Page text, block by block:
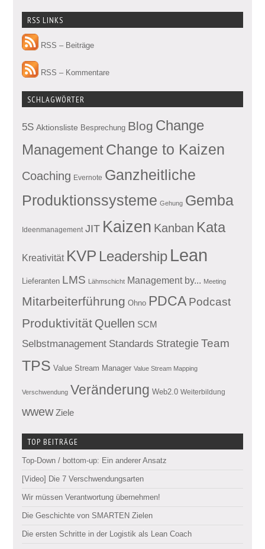
RSS LINKS
RSS – Beiträge
RSS – Kommentare
SCHLAGWÖRTER
5S Aktionsliste Besprechung Blog Change
ManagementChange to Kaizen
Coaching Evernote Ganzheitliche
Produktionssysteme Gehung Gemba
Ideenmanagement JIT Kaizen Kanban Kata
Kreativität KVP Leadership Lean
Lieferanten LMS Lähmschicht Management by... Meeting
Mitarbeiterführung Ohno PDCA Podcast
Produktivität Quellen SCM
Selbstmanagement Standards Strategie Team
TPS Value Stream Manager Value Stream Mapping
Verschwendung Veränderung Web2.0 Weiterbildung
wwew Ziele
TOP BEITRÄGE
Top-Down / bottom-up: Ein anderer Ansatz
[Video] Die 7 Verschwendungsarten
Wir müssen Verantwortung übernehmen!
Die Geschichte von SMARTEN Zielen
Die ersten Schritte in der Logistik als Lean Coach